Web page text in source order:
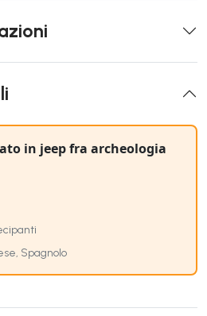
in jeep fra archeologia
Spagnolo